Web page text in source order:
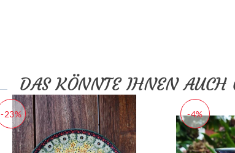
DAS KÖNNTE IHNEN AUCH
-23% -4%